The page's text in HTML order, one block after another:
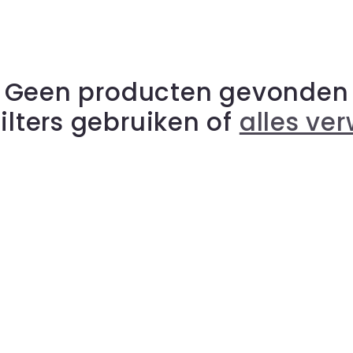
Geen producten gevonden
gebruiken of alles